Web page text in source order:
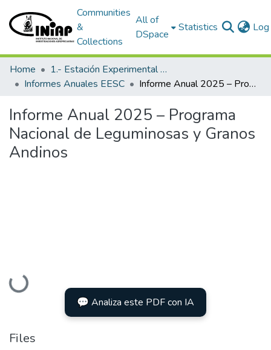
Communities
&
Collections
All of
DSpace
Statistics
Home
1.- Estación Experimental Santa Catalina
Informes Anuales EESC
Informe Anual 2025 – Programa Nacional de Leguminosas y Granos Andinos
Informe Anual 2025 – Programa
Nacional de Leguminosas y Granos
Andinos
Loading...
💬 Analiza este PDF con IA
Files